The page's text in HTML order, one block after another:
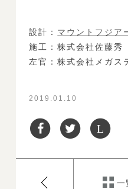
設計： マウントフジア
施工：株式会社佐藤秀
左官：株式会社メガス
2019.01.10
L
一